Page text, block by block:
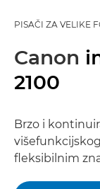
PISAČI ZA VELIKE
Canon
2100
Brzo i
fleksibilnim